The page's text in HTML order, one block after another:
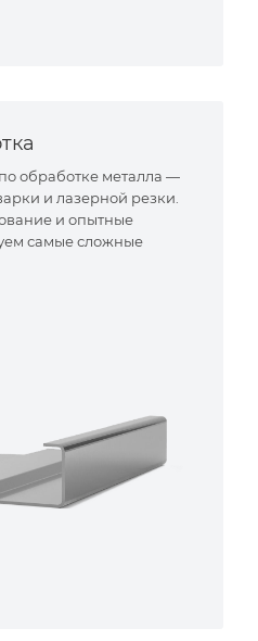
обработке металла —
и лазерной резки.
и опытные
самые сложные